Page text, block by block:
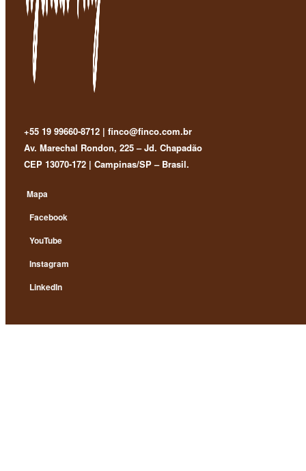
+55 19 99660-8712 | finco@finco.com.br
Av. Marechal Rondon, 225 – Jd. Chapadão
CEP 13070-172 | Campinas/SP – Brasil.
Mapa
Facebook
YouTube
Instagram
LinkedIn